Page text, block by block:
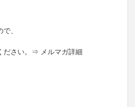
、
ださい。⇒ メルマガ詳細